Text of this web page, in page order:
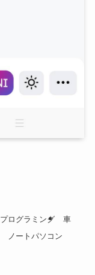
プログラミング
車
ノートパソコン